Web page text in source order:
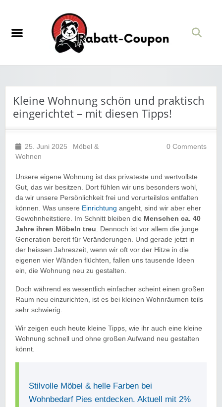
Kleine Wohnung schön und praktisch
eingerichtet – mit diesen Tipps!
25. Juni 2025
Möbel &
Wohnen
0 Comments
Unsere eigene Wohnung ist das privateste und wertvollste
Gut, das wir besitzen. Dort fühlen wir uns besonders wohl,
da wir unsere Persönlichkeit frei und vorurteilslos entfalten
können. Was unsere Einrichtung angeht, sind wir aber eher
Gewohnheitstiere. Im Schnitt bleiben die Menschen ca. 40
Jahre ihren Möbeln treu . Dennoch ist vor allem die junge
Generation bereit für Veränderungen. Und gerade jetzt in
der heissen Jahreszeit, wenn wir oft vor der Hitze in die
eigenen vier Wänden flüchten, fallen uns tausende Ideen
ein, die Wohnung neu zu gestalten.
Doch während es wesentlich einfacher scheint einen großen
Raum neu einzurichten, ist es bei kleinen Wohnräumen teils
sehr schwierig.
Wir zeigen euch heute kleine Tipps, wie ihr auch eine kleine
Wohnung schnell und ohne großen Aufwand neu gestalten
könnt.
Stilvolle Möbel & helle Farben bei
Wohnbedarf Pies entdecken. Aktuell mit 2%